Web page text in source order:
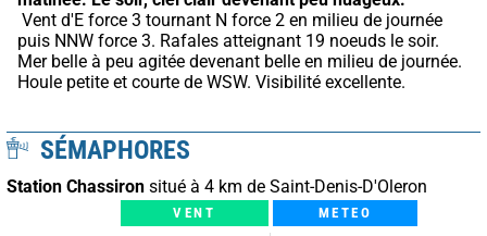
puis NNW force 3. Rafales atteignant 19 noeuds le soir.
Mer belle à peu agitée devenant belle en milieu de journée.
Houle petite et courte de WSW. Visibilité excellente.
SÉMAPHORES
Station Chassiron situé à 4 km de Saint-Denis-D'Oleron
VENT METEO